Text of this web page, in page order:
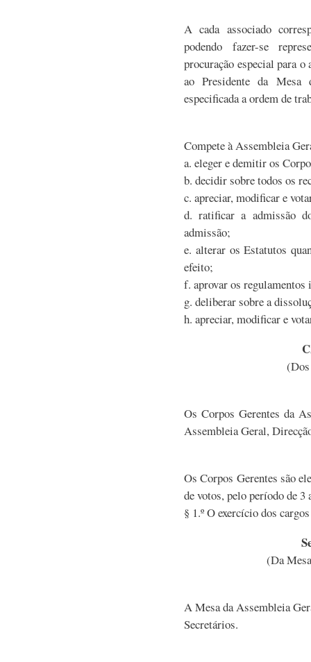
A cada associado
podendo fazer-se
procuração especial para
ao Presidente da Mesa
especificada a ordem de
Compete à Assembleia
a. eleger e demitir os
b. decidir sobre todos os
c. apreciar, modificar e
d. ratificar a admissão
admissão;
e. alterar os Estatutos
efeito;
f. aprovar os regulamentos
g. deliberar sobre a
h. apreciar, modificar e
Os Corpos Gerentes da
Assembleia Geral,
Os Corpos Gerentes são
de votos, pelo período de 3
§ 1.º O exercício dos
(Da
A Mesa da Assembleia
Secretários.